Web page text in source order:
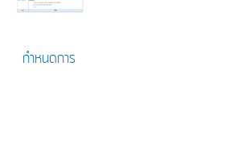
กำหนดการ